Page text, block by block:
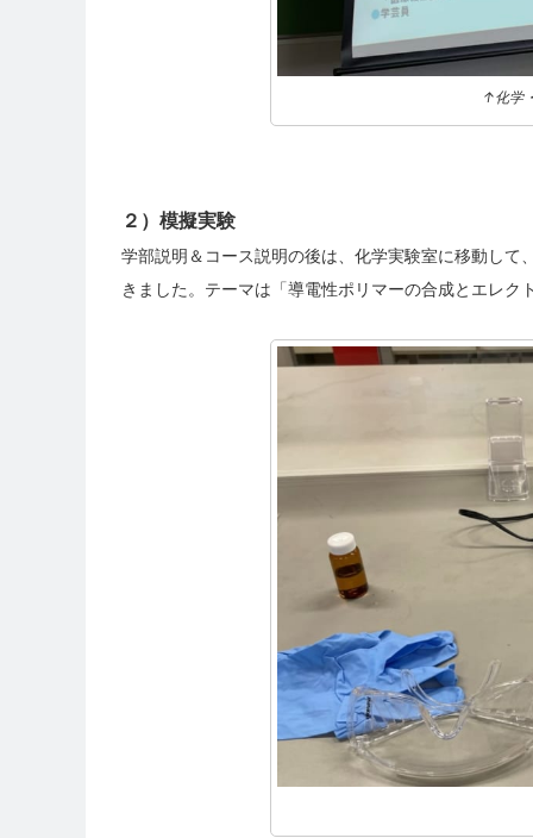
↑化学
２）模擬実験
学部説明＆コース説明の後は、化学実験室に移動し
きました。テーマは「導電性ポリマーの合成とエレク